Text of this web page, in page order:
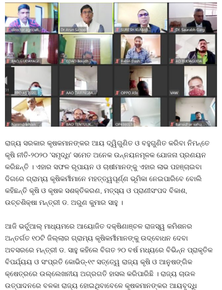
ରାଜ୍ୟ ସରକାର କୃଷକମାନଙ୍କର ଆୟ ଦ୍ୱିଗୁଣିତ ଓ ବହୁଗୁଣିତ କରିବା ନିମନ୍ତେ
କୃଷି ନୀତି-୨୦୨୦ ‘ସମୃଦ୍ଧି’ ସମେତ ଅନେକ ଉନ୍ନୟନମୂଳକ ଯୋଜନା ପ୍ରଣୟନ
କରିଛନ୍ତି । ଏହାର ସଫଳ ରୂପାୟନ ଓ ଚାଷୀମାନଙ୍କୁ ଏହାର ଲାଭ ପହଞ୍ଚାଇବା
ଦିଗରେ ଗ୍ରାମ୍ୟ କୃଷିକର୍ମୀମାନେ ମହତ୍ତ୍ୱପୂର୍ଣ୍ଣ ଭୂମିକା ନେଇପାରିବେ ବୋଲି
କହିଛନ୍ତି କୃଷି ଓ କୃଷକ ସଶକ୍ତିକରଣ, ମତ୍ସ୍ୟ ଓ ପ୍ରାଣୀସଂପଦ ବିକାଶ,
ଉଚ୍ଚଶିକ୍ଷା ମନ୍ତ୍ରୀ ଡ. ଅରୁଣ କୁମାର ସାହୁ ।
ଆଜି ଭର୍ଚୁଆଲ୍‌ ମାଧ୍ୟମରେ ଆୟୋଜିତ ଦକ୍ଷିଣାଞ୍ଚଳ ରାଜସ୍ୱ କମିଶନର
ଅନ୍ତର୍ଗତ ୧୦ଟି ଜିଲ୍ଲାର ଗ୍ରାମ୍ୟ କୃଷିକର୍ମୀମାନଙ୍କୁ ଉଦ୍‌ବୋଧନ ଦେବା
ଅବସରରେ ମନ୍ତ୍ରୀ ଡ. ସାହୁ କହିଲେ ବିଗତ ୨୦ ବର୍ଷ ମଧ୍ୟରେ ବିଭିନ୍ନ ପ୍ରାକୃତିକ
ବିପର୍ଯ୍ୟୟ ଓ ସଂପ୍ରତି କୋଭିଡ୍‌-୧୯ ସତ୍ତେ୍ୱ ରାଜ୍ୟ କୃଷି ଓ ଆନୁଷଙ୍ଗିକ
କ୍ଷେତ୍ରରେ ଉଲ୍ଲେଖନୀୟ ଅଗ୍ରଗତି ହାସଲ କରିପାରିଛି । ରାଜ୍ୟ ଚାଉଳ
ଉତ୍ପାଦନରେ ବଳକା ରାଜ୍ୟ ହୋଇଥିବାବେଳେ କୃଷକମାନଙ୍କର ଆୟବୃଦ୍ଧି